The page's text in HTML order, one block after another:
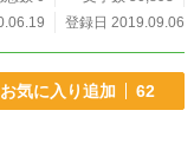
登録日 2019.09.06
お気に入り追加 62